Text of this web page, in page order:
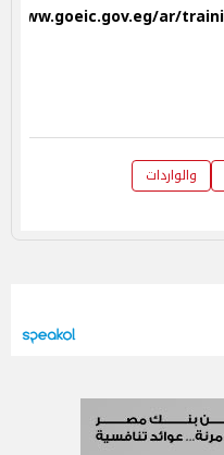
www.goeic.gov.eg/ar/
والواردات